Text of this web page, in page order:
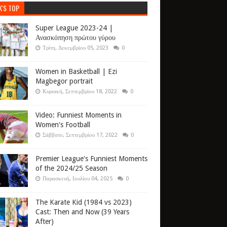
TOP
Super League 2023-24 |
Ανασκόπηση πρώτου γύρου
Τρίτη, Δεκεμβρίου 05, 2023 0
Women in Basketball | Ezi
Magbegor portrait
Κυριακή, Σεπτεμβρίου 18, 2022 0
Video: Funniest Moments in
Women's Football
Σάββατο, Σεπτεμβρίου 17, 2022 0
Premier League's Funniest Moments
of the 2024/25 Season
Παρασκευή, Ιουλίου 04, 2025 0
The Karate Kid (1984 vs 2023)
Cast: Then and Now (39 Years
After)